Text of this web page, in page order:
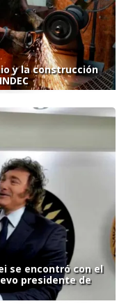
y la construcción
se encontró con el
presidente de